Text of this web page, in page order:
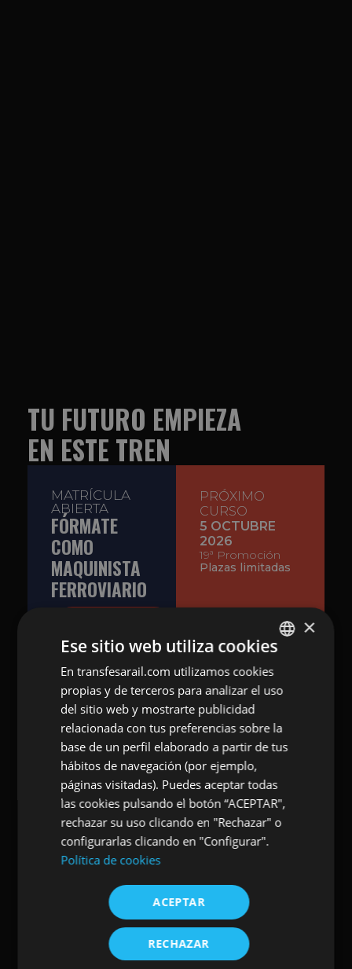
TU FUTURO EMPIEZA
EN ESTE TREN
MATRÍCULA
ABIERTA
FÓRMATE
COMO
MAQUINISTA
FERROVIARIO
PRÓXIMO
CURSO
5 OCTUBRE
2026
19ª Promoción
Plazas limitadas
SPANISH
INGLES
×
Ese sitio web utiliza cookies
En transfesarail.com utilizamos cookies
propias y de terceros para analizar el uso
del sitio web y mostrarte publicidad
relacionada con tus preferencias sobre la
base de un perfil elaborado a partir de tus
hábitos de navegación (por ejemplo,
páginas visitadas). Puedes aceptar todas
las cookies pulsando el botón “ACEPTAR",
rechazar su uso clicando en "Rechazar" o
configurarlas clicando en "Configurar".
Política de cookies
ACEPTAR
RECHAZAR